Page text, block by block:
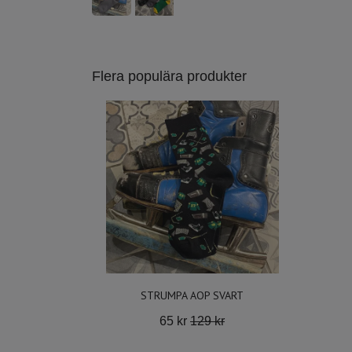
Flera populära produkter
STRUMPA AOP SVART
65 kr 129 kr